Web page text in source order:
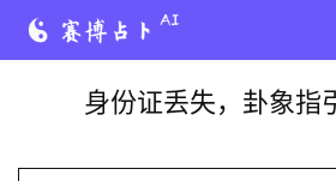
身份证丢失，卦象指